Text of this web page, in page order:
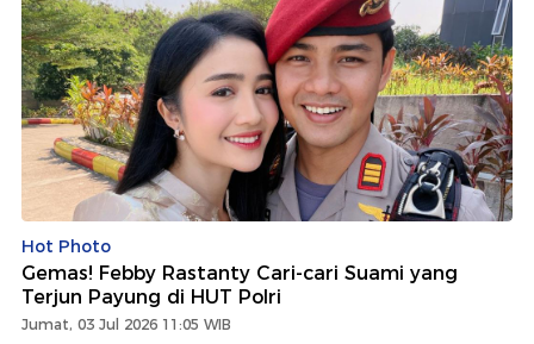
Hot Photo
Gemas! Febby Rastanty Cari-cari Suami yang
Terjun Payung di HUT Polri
Jumat, 03 Jul 2026 11:05 WIB